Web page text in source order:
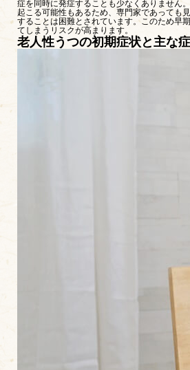
症を同時に発症することも少なくありません
起こる可能性もあるため、専門家であっても
することは困難とされています。このため早
てしまうリスクが高まります。
老人性うつの初期症状と主な